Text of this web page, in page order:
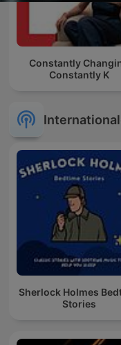
Constantly
Constantly K
Sherlock Holmes
Stories